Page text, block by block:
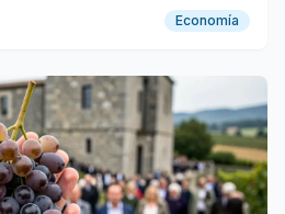
dos a ocho millones de litros.
Economía